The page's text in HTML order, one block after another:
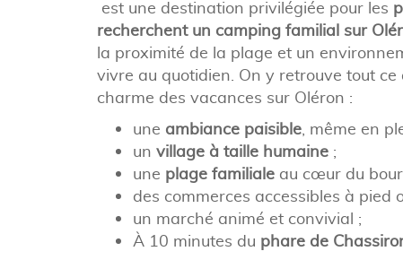
est une destination privilégiée pour les
recherchent un camping familial sur
la proximité de la plage et un
vivre au quotidien. On y retrouve tout ce
charme des vacances sur Oléron :
une ambiance paisible, même en
un village à taille humaine;
une plage familialeau cœur du
des commerces accessibles à pied
un marché animé et convivial ;
À 10 minutes du phare de